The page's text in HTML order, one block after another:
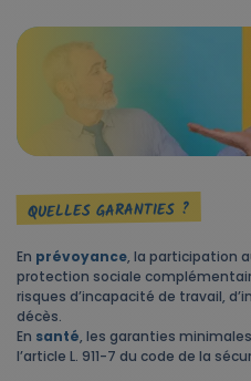
QUELLES GARANTIES ?
En prévoyance, la participation
protection sociale
risques d’incapacité de travail,
décès.
En santé, les garanties
l’article L. 911-7 du code de la